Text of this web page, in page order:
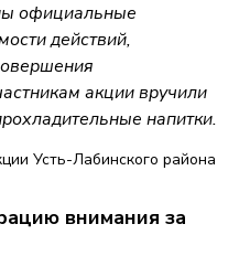
официальные
действий,
акции вручили
напитки.
Усть-Лабинского района
внимания за